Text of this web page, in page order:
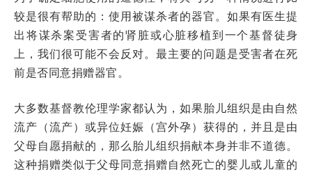
较是很有帮助的：使用被谋杀者的器官。如果有医生提
出将谋杀案受害者的肾脏或心脏移植到一个基督徒身
上，我们很可能不会反对。最主要的问题是受害者在死
前是否同意捐赠器官。
大多数基督教伦理学家都认为，如果胎儿组织是由自然
流产（流产）或异位妊娠（宫外孕）获得的，并且是由
父母自愿捐献的，那么胎儿组织捐献本身并非不道德。
这种捐赠类似于父母同意捐赠自然死亡的婴儿或儿童的